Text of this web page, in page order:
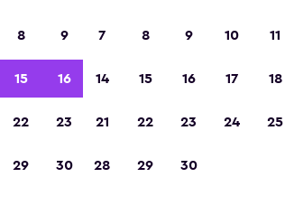
8 9
15 16
22 23
29 30
7 8 9 10 11
14 15 16 17 18
21 22 23 24 25
28 29 30